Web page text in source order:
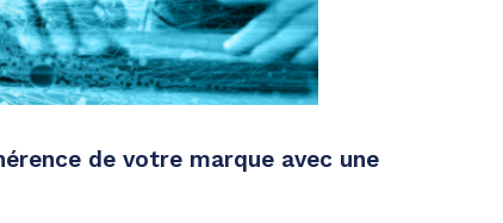
de votre marque avec une